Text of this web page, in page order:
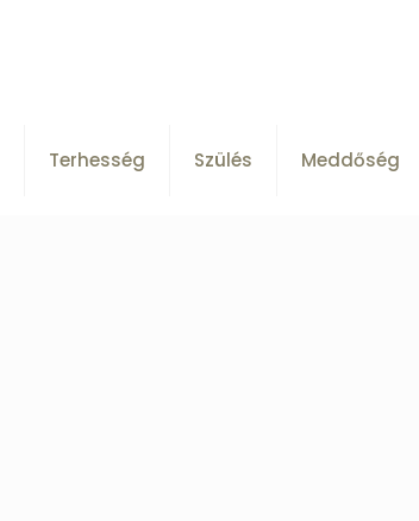
Terhesség Szülés Meddőség